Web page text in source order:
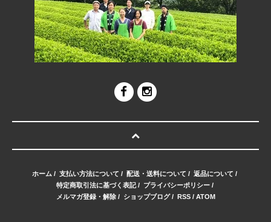
ホーム / 支払い方法について / 配送・送料について / 返品について /
特定商取引法に基づく表記/ プライバシーポリシー/
メルマガ登録・解除/ ショップブログ/ RSS/ ATOM